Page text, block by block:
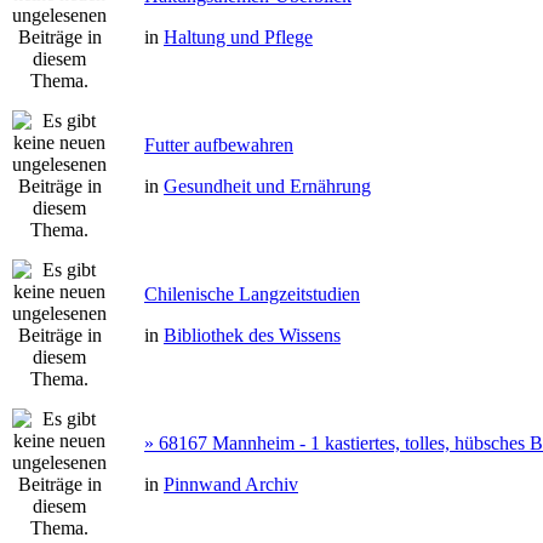
in Haltung und Pflege
Futter aufbewahren
in Gesundheit und Ernährung
Chilenische Langzeitstudien
in Bibliothek des Wissens
» 68167 Mannheim - 1 kastiertes, tolles, hübsches
in Pinnwand Archiv